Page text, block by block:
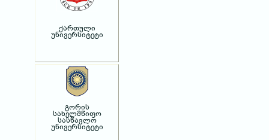
ქართული
უნივერსიტეტი
გორის
სახელმწიფო
სასწავლო
უნივერსიტეტი